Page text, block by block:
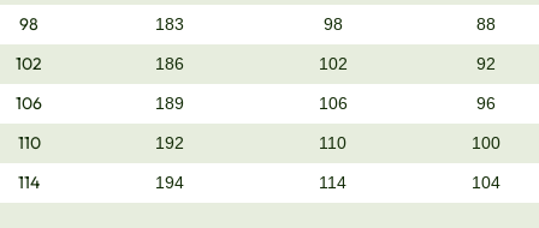
98 183 98 88
102 186 102 92
106 189 106 96
110 192 110 100
114 194 114 104